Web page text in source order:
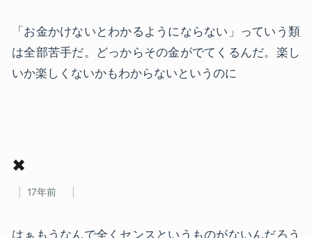
「お金かけないとわかるようにならない」っていう類
は全部苦手だ。どっからその金がでてくるんだ。楽し
いか楽しくないかもわからないというのに
✖
17年前
はぁもうなんで全くセンスというものがないんだろう